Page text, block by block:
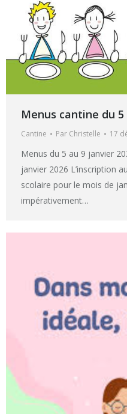
Menus cantine du
Cantine Par Christelle 17
Menus du 5 au 9 janvier
janvier 2026 L’inscription
scolaire pour le mois de
impérativement…